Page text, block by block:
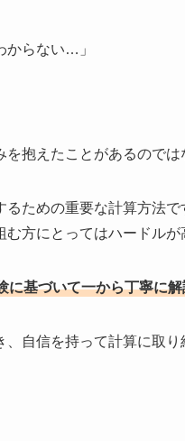
からない…」
抱えたことがあるのでは
ための重要な計算方法で
方にとってはハードルが
に基づいて一から丁寧に
自信を持って計算に取り